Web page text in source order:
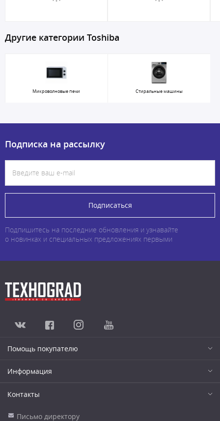
Другие категории Toshiba
Микроволновые печи Стиральные машины
Подписка на рассылку
Подписаться
Подпишитесь на последние обновления и узнавайте
о новинках и специальных предложениях первыми
Помощь покупателю
Информация
Контакты
Письмо директору